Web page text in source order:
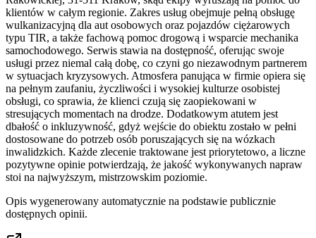
klientów w całym regionie. Zakres usług obejmuje pełną obsługę
wulkanizacyjną dla aut osobowych oraz pojazdów ciężarowych
typu TIR, a także fachową pomoc drogową i wsparcie mechanika
samochodowego. Serwis stawia na dostępność, oferując swoje
usługi przez niemal całą dobę, co czyni go niezawodnym partnerem
w sytuacjach kryzysowych. Atmosfera panująca w firmie opiera się
na pełnym zaufaniu, życzliwości i wysokiej kulturze osobistej
obsługi, co sprawia, że klienci czują się zaopiekowani w
stresujących momentach na drodze. Dodatkowym atutem jest
dbałość o inkluzywność, gdyż wejście do obiektu zostało w pełni
dostosowane do potrzeb osób poruszających się na wózkach
inwalidzkich. Każde zlecenie traktowane jest priorytetowo, a liczne
pozytywne opinie potwierdzają, że jakość wykonywanych napraw
stoi na najwyższym, mistrzowskim poziomie.
Opis wygenerowany automatycznie na podstawie publicznie
dostępnych opinii.